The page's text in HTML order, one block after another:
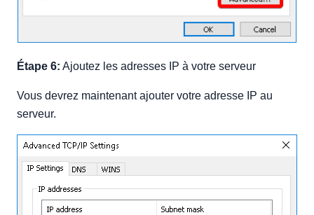
Étape 6: Ajoutez les adresses IP à votre serveur
Vous devrez maintenant ajouter votre adresse IP au
serveur.